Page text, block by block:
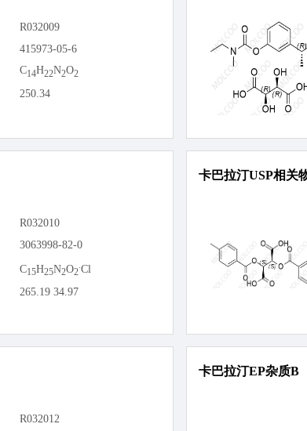
R032009
415973-05-6
C14H22N2O2
250.34
R032010
3063998-82-0
C15H25N2O2
.Cl
265.19 34.97
卡巴拉汀USP相关
R032012
卡巴拉汀EP杂质B